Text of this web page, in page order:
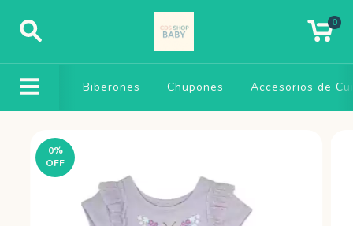
0
Biberones Chupones Accesorios de
0%
OFF